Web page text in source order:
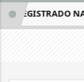
NA